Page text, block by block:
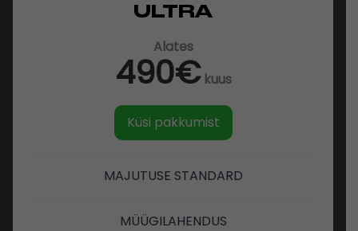
ULTRA
Alates
490€kuus
Küsi pakkumist
MAJUTUSE STANDARD
MÜÜGILAHENDUS